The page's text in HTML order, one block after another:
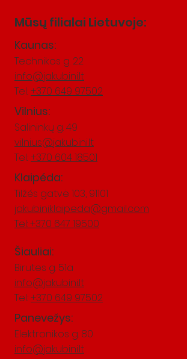
Mūsų filialai Lietuvoje:
Kaunas:
Technikos g. 22
info@jakubini.lt
Tel.:+370 649 97502
Vilnius:
Salininkų g. 49
vilnius@jakubini.lt
Tel.:+370 604 18501
Klaipéda:
Tilžés gatvė 103, 91101
jakubiniklaipeda@gmail.com
Tel: +370 647 19500
Šiauliai:
Birutes g. 51a
info@jakubini.lt
Tel.:+370 649 97502
Panevežys:
Elektronikos g. 80
info@jakubini.lt